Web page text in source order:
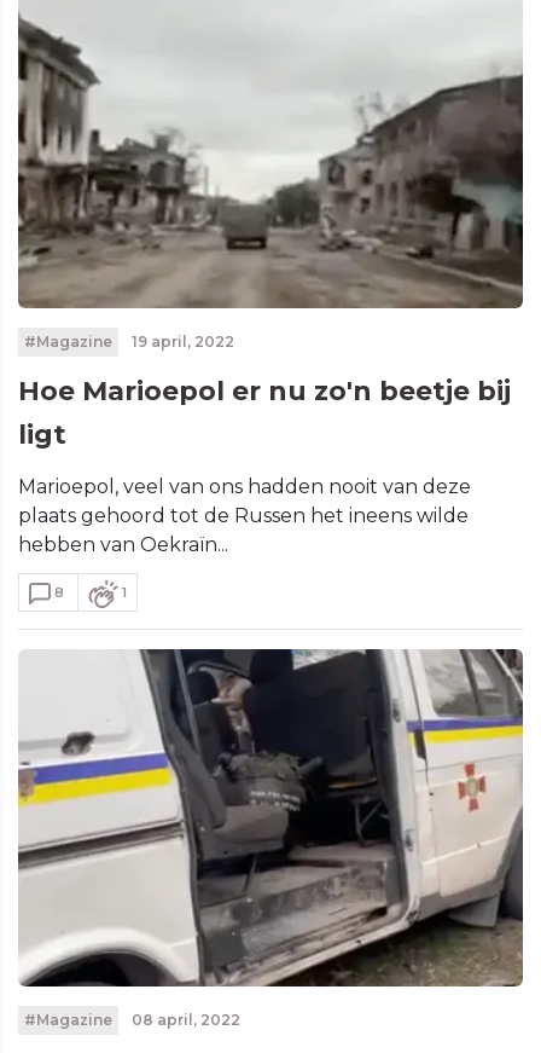
#Magazine 19 april, 2022
Hoe Marioepol er nu zo'n beetje bij
ligt
Marioepol, veel van ons hadden nooit van deze
plaats gehoord tot de Russen het ineens wilde
hebben van Oekraïn...
8 1
#Magazine 08 april, 2022